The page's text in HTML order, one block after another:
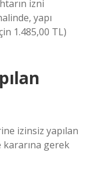
izni
yapı
1.485,00 TL)
izinsiz yapılan
kararına gerek